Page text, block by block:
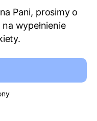
Pani, prosimy o
wypełnienie